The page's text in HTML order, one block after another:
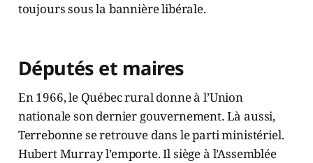
toujours sous la bannière libérale.
Députés et maires
En 1966, le Québec rural donne à l’Union
nationale son dernier gouvernement. Là aussi,
Terrebonne se retrouve dans le parti ministériel.
Hubert Murray l’emporte. Il siège à l’Assemblée